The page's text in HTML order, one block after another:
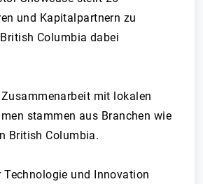
und Kapitalpartnern zu
Columbia dabei
mit lokalen
stammen aus Branchen wie
British Columbia.
Technologie und Innovation